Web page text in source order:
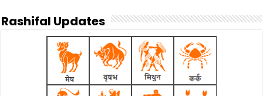
Rashifal Updates